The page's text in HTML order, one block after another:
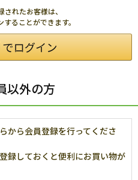
れたお客様は、
ることができます。
以外の方
から会員登録を行ってくださ
録しておくと便利にお買い物が